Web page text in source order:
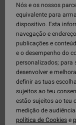
Nós e os nossos
equivalente para
dispositivo. Esta
navegação e
publicações e
e o desempenho do
personalizados; para
desenvolver e
definir as tuas
sujeitos ao teu
estão sujeitos ao teu
medição de
política de Cookiese